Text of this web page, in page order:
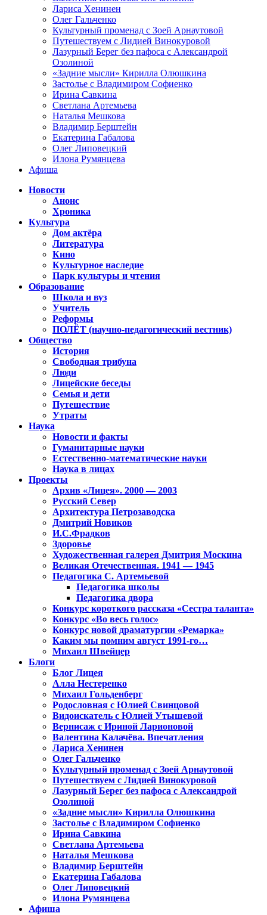
Лариса Хенинен
Олег Гальченко
Культурный променад с Зоей Арнаутовой
Путешествуем с Лидией Винокуровой
Лазурный Берег без пафоса с Александрой
Озолиной
«Задние мысли» Кирилла Олюшкина
Застолье с Владимиром Софиенко
Ирина Савкина
Светлана Артемьева
Наталья Мешкова
Владимир Берштейн
Екатерина Габалова
Олег Липовецкий
Илона Румянцева
Афиша
Новости
Анонс
Хроника
Культура
Дом актёра
Литература
Кино
Культурное наследие
Парк культуры и чтения
Образование
Школа и вуз
Учитель
Реформы
ПОЛЁТ (научно-педагогический вестник)
Общество
История
Свободная трибуна
Люди
Лицейские беседы
Семья и дети
Путешествие
Утраты
Наука
Новости и факты
Гуманитарные науки
Естественно-математические науки
Наука в лицах
Проекты
Архив «Лицея». 2000 — 2003
Русский Север
Архитектура Петрозаводска
Дмитрий Новиков
И.С.Фрадков
Здоровье
Художественная галерея Дмитрия Москина
Великая Отечественная. 1941 — 1945
Педагогика С. Артемьевой
Педагогика школы
Педагогика двора
Конкурс короткого рассказа «Сестра таланта»
Конкурс «Во весь голос»
Конкурс новой драматургии «Ремарка»
Каким мы помним август 1991-го…
Михаил Швейцер
Блоги
Блог Лицея
Алла Нестеренко
Михаил Гольденберг
Родословная с Юлией Свинцовой
Видоискатель с Юлией Утышевой
Вернисаж с Ириной Ларионовой
Валентина Калачёва. Впечатления
Лариса Хенинен
Олег Гальченко
Культурный променад с Зоей Арнаутовой
Путешествуем с Лидией Винокуровой
Лазурный Берег без пафоса с Александрой
Озолиной
«Задние мысли» Кирилла Олюшкина
Застолье с Владимиром Софиенко
Ирина Савкина
Светлана Артемьева
Наталья Мешкова
Владимир Берштейн
Екатерина Габалова
Олег Липовецкий
Илона Румянцева
Афиша